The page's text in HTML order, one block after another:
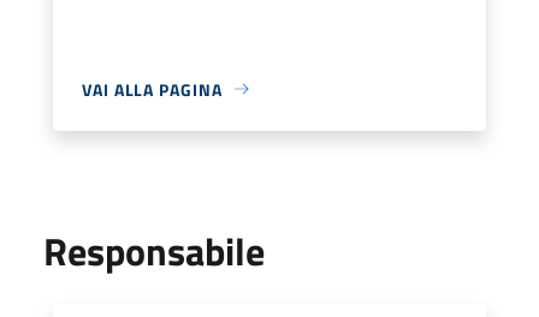
VAI ALLA PAGINA
Responsabile